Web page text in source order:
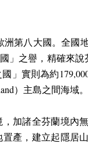
洲第八大國。全國
」之譽，精確來說
」實則為約
）主島之間海域。
加諸全芬蘭境內
產，建立起隱居